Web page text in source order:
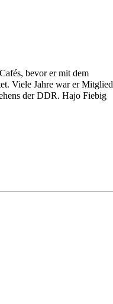
bevor er mit dem
Viele Jahre war er Mitglied
der DDR. Hajo Fiebig